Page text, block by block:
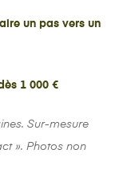
un pas vers un
1 000 €
Sur-mesure
». Photos non